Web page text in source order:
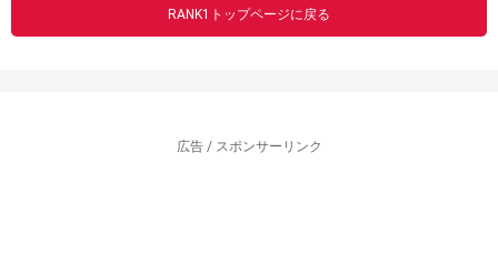
RANK1トップページに戻る
広告 / スポンサーリンク